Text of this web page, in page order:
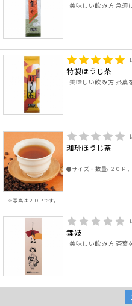
美味しい飲み方 急須
特製ほうじ茶
美味しい飲み方 茶葉
※写真は２０Ｐです。
珈琲ほうじ茶
●サイズ・数量/２０Ｐ、
舞妓
美味しい飲み方 茶葉